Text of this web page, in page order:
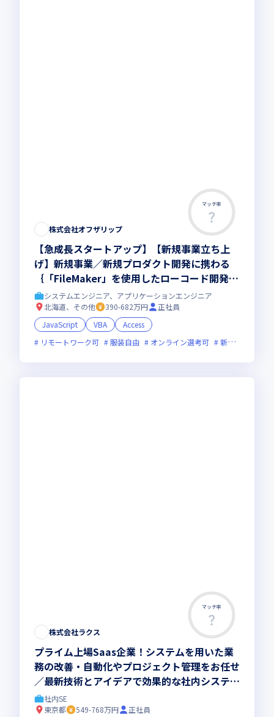
マッチ率
株式会社オフザリップ
【急成長スタートアップ】【新規事業立ち上
げ】新規事業／新規プロダクト開発に携わる
｛「FileMaker」を使用したローコード開発
者｝募集！
システムエンジニア、アプリケーションエンジニア
北海道、その他
390-682万円
正社員
JavaScript
VBA
Access
リモートワーク可
服装自由 オンライン選考可 新規立ち上げ
マッチ率
株式会社ラクス
プライム上場Saas企業！システムを用いた業
務の改善・自動化やプロジェクト管理をお任せ
／最新技術とアイデアで効果的な社内システム
の提案を実現可能
社内SE
東京都
549-768万円
正社員